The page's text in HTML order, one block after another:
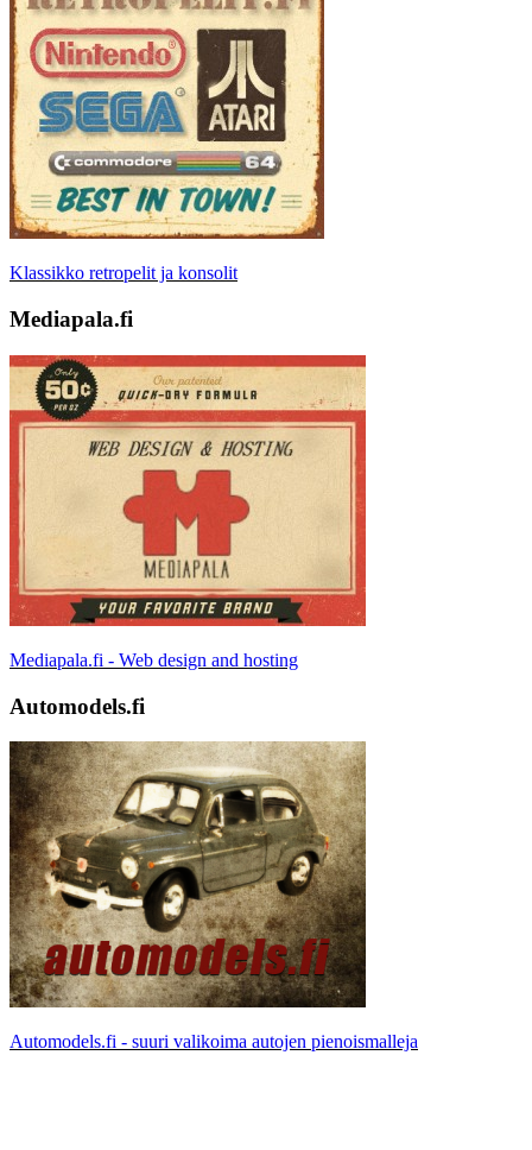
Klassikko retropelit ja konsolit
Mediapala.fi
Mediapala.fi - Web design and hosting
Automodels.fi
Automodels.fi - suuri valikoima autojen pienoismalleja